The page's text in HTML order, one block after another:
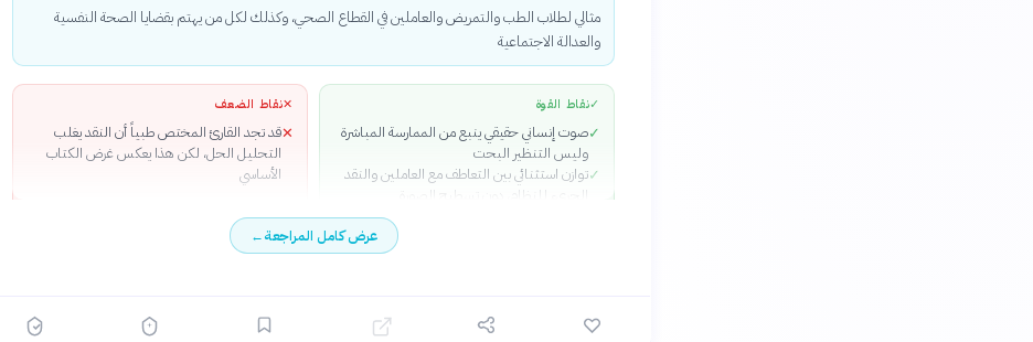
مثالي لطلاب الطب والتمريض والعاملين في القطاع الصحي، وكذلك لكل من يهتم بقضايا الصحة النفسية
والعدالة الاجتماعية
✓نقاط القوة
✓صوت إنساني حقيقي ينبع من الممارسة المباشرة
وليس التنظير البحت
✓توازن استثنائي بين التعاطف مع العاملين والنقد
الجريء للنظام، دون تسطيح الصورة
شخصيات حية ومفصلة تُذكّرنا بأن خلف كل حالة
دعوة أخلاقية قوية للتغيير دون أن تنزلق إلى الوعظ
✕نقاط الضعف
✕قد تجد القارئ المختص طبياً أن النقد يغلب
التحليل الحل، لكن هذا يعكس غرض الكتاب
الأساسي
عرض كامل المراجعة←